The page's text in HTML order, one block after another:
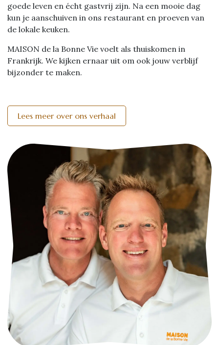
goede leven en écht gastvrij zijn. Na een mooie dag
kun je aanschuiven in ons restaurant en proeven van
de lokale keuken.
MAISON de la Bonne Vie voelt als thuiskomen in
Frankrijk. We kijken ernaar uit om ook jouw verblijf
bijzonder te maken.
Lees meer over ons verhaal